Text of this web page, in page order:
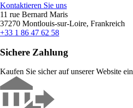
Kontaktieren Sie uns
11 rue Bernard Maris
37270 Montlouis-sur-Loire, Frankreich
+33 1 86 47 62 58
Sichere Zahlung
Kaufen Sie sicher auf unserer Website ein